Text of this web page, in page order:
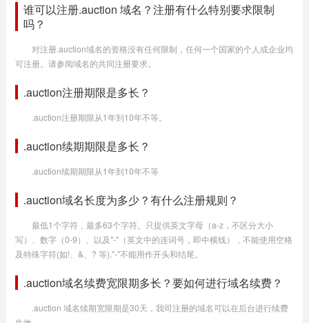
谁可以注册.auction 域名？注册有什么特别要求限制
吗？
对注册.auction域名的资格没有任何限制，任何一个国家的个人或企业均
可注册。请参阅域名的共同注册要求。
.auction注册期限是多长？
.auction注册期限从1年到10年不等。
.auction续期期限是多长？
.auction续期期限从1年到10年不等
.auction域名长度为多少？有什么注册规则？
最低1个字符，最多63个字符。只提供英文字母（a-z，不区分大小
写）、数字（0-9）、以及"-"（英文中的连词号，即中横线），不能使用空格
及特殊字符(如!、&、? 等),"-"不能用作开头和结尾。
.auction域名续费宽限期多长？要如何进行域名续费？
.auction 域名续期宽限期是30天，我司注册的域名可以在后台进行续费